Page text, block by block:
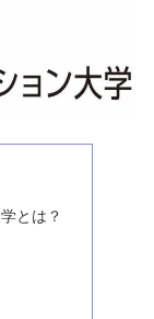
とは？